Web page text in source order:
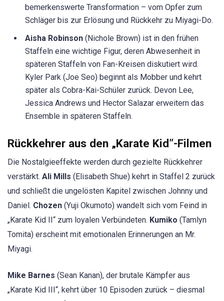
bemerkenswerte Transformation – vom Opfer zum
Schläger bis zur Erlösung und Rückkehr zu Miyagi-Do.
Aisha Robinson (Nichole Brown) ist in den frühen
Staffeln eine wichtige Figur, deren Abwesenheit in
späteren Staffeln von Fan-Kreisen diskutiert wird.
Kyler Park (Joe Seo) beginnt als Mobber und kehrt
später als Cobra-Kai-Schüler zurück. Devon Lee,
Jessica Andrews und Hector Salazar erweitern das
Ensemble in späteren Staffeln.
Rückkehrer aus den „Karate Kid”-Filmen
Die Nostalgieeffekte werden durch gezielte Rückkehrer
verstärkt. Ali Mills (Elisabeth Shue) kehrt in Staffel 2 zurück
und schließt die ungelösten Kapitel zwischen Johnny und
Daniel. Chozen (Yuji Okumoto) wandelt sich vom Feind in
„Karate Kid II“ zum loyalen Verbündeten. Kumiko (Tamlyn
Tomita) erscheint mit emotionalen Erinnerungen an Mr.
Miyagi.
Mike Barnes (Sean Kanan), der brutale Kämpfer aus
„Karate Kid III“, kehrt über 10 Episoden zurück – diesmal